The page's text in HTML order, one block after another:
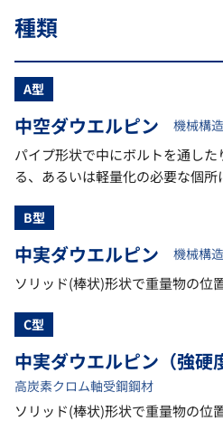
種類
A型
中空ダウエルピン 機械構
パイプ形状で中にボルトを通し
る、あるいは軽量化の必要な個所
B型
中実ダウエルピン 機械構
ソリッド(棒状)形状で重量物の位
C型
中実ダウエルピン（強硬
高炭素クロム軸受鋼鋼材
ソリッド(棒状)形状で重量物の位